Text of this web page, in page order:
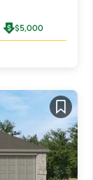
$5,000
Guardar